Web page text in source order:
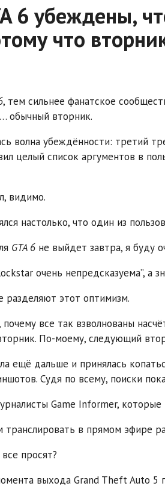
6 убеждены,
что
, тем сильнее фанатское
обычный вторник.
волна убеждённости: третий
целый список аргументов в
видимо.
настолько, что один из
GTA 6 не выйдет завтра, я буду
очень непредсказуема”, а
разделяют этот оптимизм.
все так взволнованы
По-моему, следующий
ещё дальше и принялась
Судя по всему, поиски
Game Informer,
транслировать в прямом эфире
просят?
выхода Grand Theft Auto 5